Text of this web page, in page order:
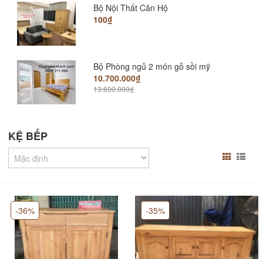
Bộ Nội Thất Căn Hộ
100₫
Bộ Phòng ngủ 2 món gỗ sồi mỹ
10.700.000₫
13.600.000₫
9.500.000₫
4.500.000₫
6.500.000₫
Giường nhật gỗ sồi mỹ
6.200.000₫
KỆ BẾP
-36% -35%